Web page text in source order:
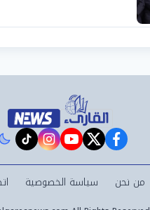
facebook
twitter
youtube
من نحن سياسة الخصوصية